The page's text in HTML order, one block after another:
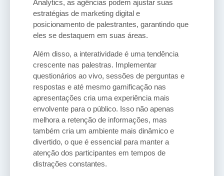
Analytics, as agências podem ajustar suas
estratégias de marketing digital e
posicionamento de palestrantes, garantindo que
eles se destaquem em suas áreas.
Além disso, a interatividade é uma tendência
crescente nas palestras. Implementar
questionários ao vivo, sessões de perguntas e
respostas e até mesmo gamificação nas
apresentações cria uma experiência mais
envolvente para o público. Isso não apenas
melhora a retenção de informações, mas
também cria um ambiente mais dinâmico e
divertido, o que é essencial para manter a
atenção dos participantes em tempos de
distrações constantes.